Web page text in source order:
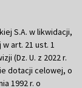
S.A. w likwidacji,
art. 21 ust. 1
(Dz. U. z 2022 r.
dotacji celowej, o
1992 r. o